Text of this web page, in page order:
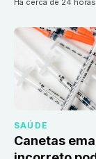
há cerca de 24 horas
SAÚDE
Canetas